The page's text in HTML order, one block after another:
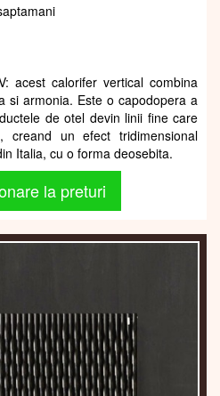
acest calorifer vertical combina
si armonia. Este o capodopera a
de otel devin linii fine care
un efect tridimensional
Italia, cu o forma deosebita.
la preturi